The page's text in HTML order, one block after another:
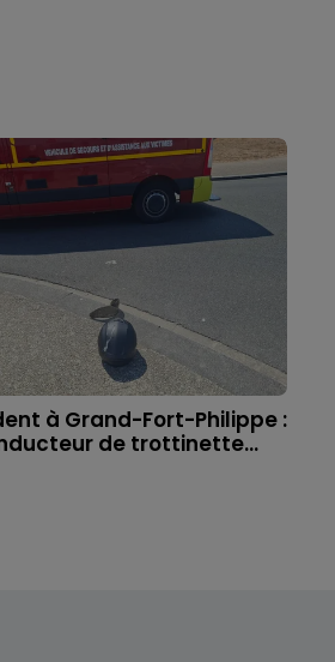
à Grand-Fort-Philippe :
de trottinette...